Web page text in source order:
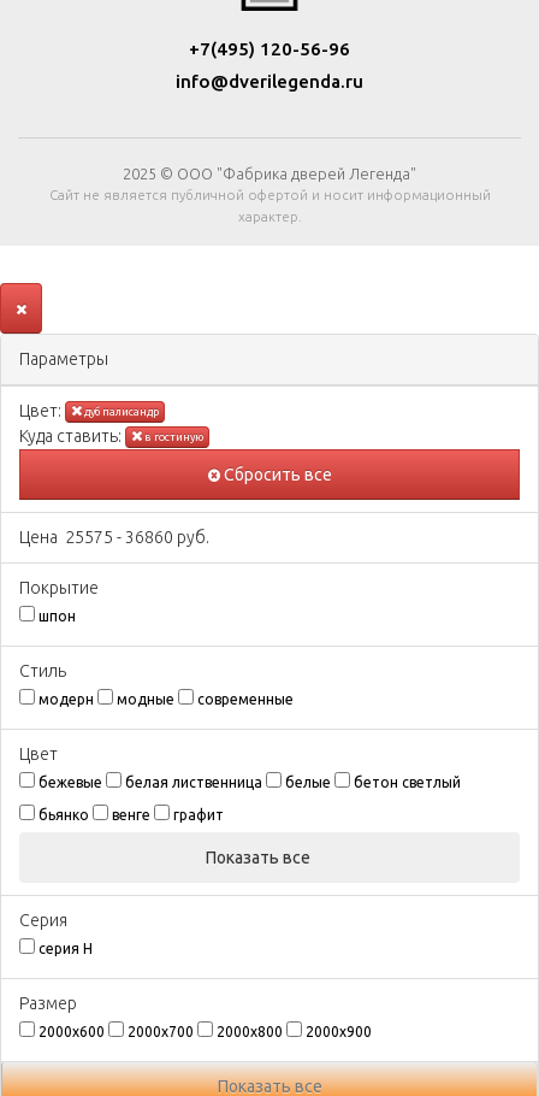
+7(495) 120-56-96
info@dverilegenda.ru
2025 © ООО "Фабрика дверей Легенда"
Сайт не является публичной офертой и носит информационный
характер.
Параметры
Цвeт: дуб палисандр
Куда ставить: в гостиную
Сбросить все
Цена 25575 - 36860 руб.
Покрытиe
шпон
Стиль
модерн модные современные
Цвeт
бежевые белая лиственница белые бетон светлый
бьянко венге графит
Показать все
Серия
серия H
Размeр
2000х600 2000х700 2000х800 2000х900
Показать все